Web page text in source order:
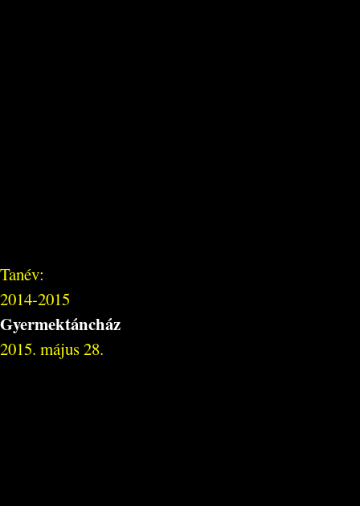
Tanév:
2014-2015
Gyermektáncház
2015. május 28.